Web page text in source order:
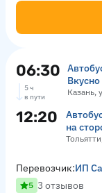
06:30
Казань,
5 ч
в пути
12:20
на
Перевозчик:ИП
5 3 отзывов